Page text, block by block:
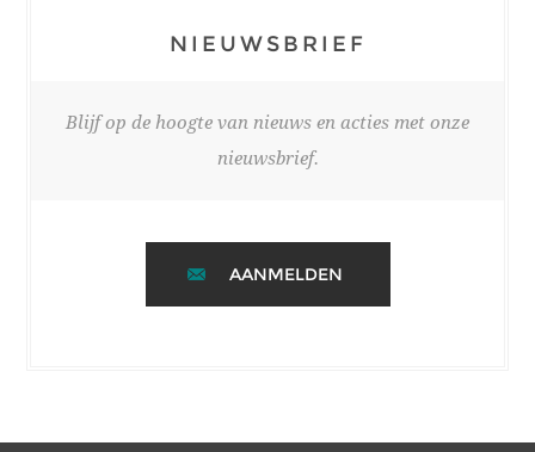
NIEUWSBRIEF
Blijf op de hoogte van nieuws en acties met onze
nieuwsbrief.
AANMELDEN